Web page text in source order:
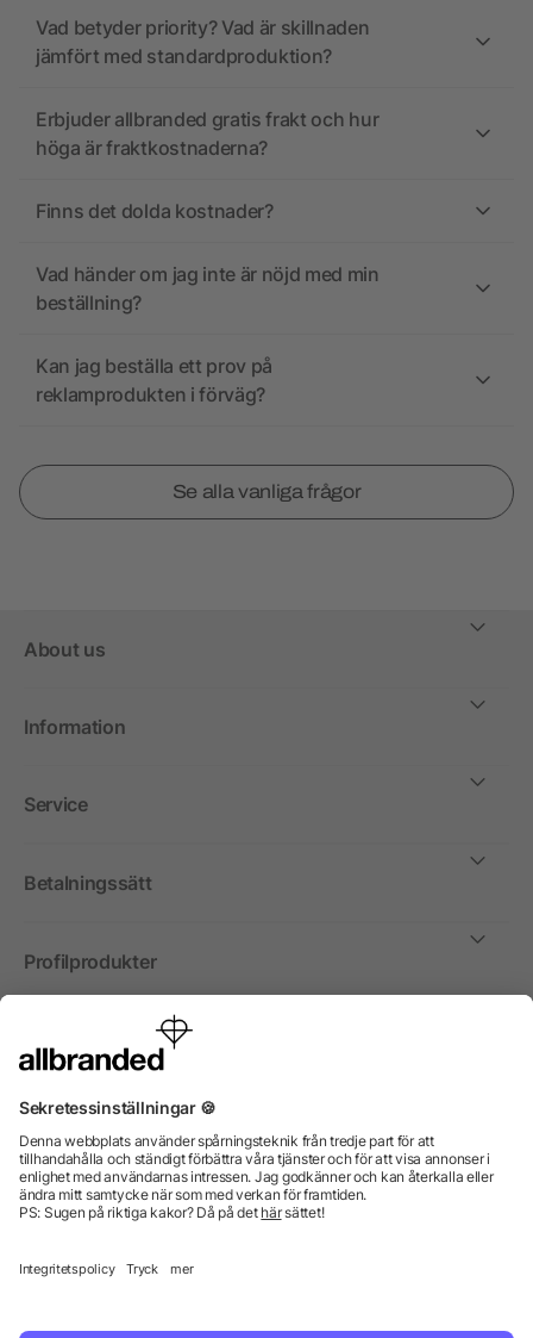
Vad betyder priority? Vad är skillnaden
jämfört med standardproduktion?
Erbjuder allbranded gratis frakt och hur
höga är fraktkostnaderna?
Finns det dolda kostnader?
Vad händer om jag inte är nöjd med min
beställning?
Kan jag beställa ett prov på
reklamprodukten i förväg?
Se alla vanliga frågor
About us
Information
Service
Betalningssätt
Profilprodukter
enbart till företag, institutioner, föreningar och